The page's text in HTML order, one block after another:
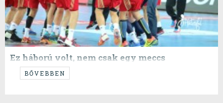
Ez háború volt, nem csak egy meccs
...amit egy CSAPAT nyert meg.
BŐVEBBEN